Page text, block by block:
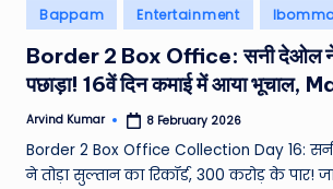
Posted
in
Bappam Entertainment
Border 2 Box Office: सनी देओल ने
पछाड़ा! 16वें दिन कमाई में आया भूचाल,
Posted
Arvind Kumar 8 February 2026
Border 2 Box Office Collection Day 16:
ने तोड़ा सुल्तान का रिकॉर्ड, 300 करोड़ के पार!